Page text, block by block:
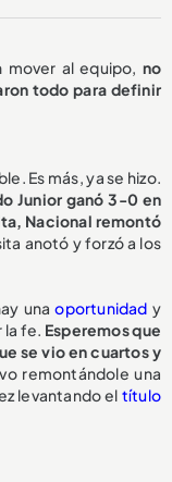
mover al equipo, no
todo para definir
Es más, ya se hizo.
Junior ganó 3-0 en
Nacional remontó
anotó y forzó a los
unaoportunidad y
la fe. Esperemos que
se vio en cuartos y
remontándole una
levantando el título